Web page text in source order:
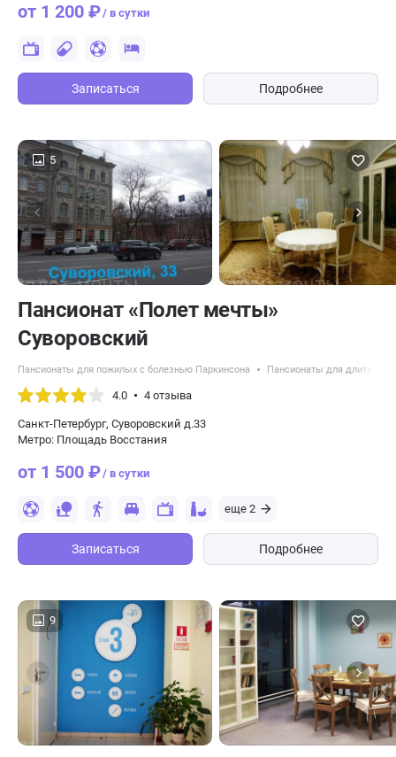
от 1 200 ₽/ в сутки
Записаться Подробнее
5
Пансионат «Полет мечты»
Суворовский
Пансионаты для пожилых с болезнью Паркинсона Пансионаты для
4.0 4 отзыва
Санкт-Петербург, Суворовский д.33
Метро: Площадь Восстания
от 1 500 ₽/ в сутки
еще 2
Записаться Подробнее
9